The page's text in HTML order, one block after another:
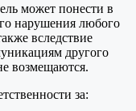
может понести в
нарушения любого
вследствие
другого
возмещаются.
за: